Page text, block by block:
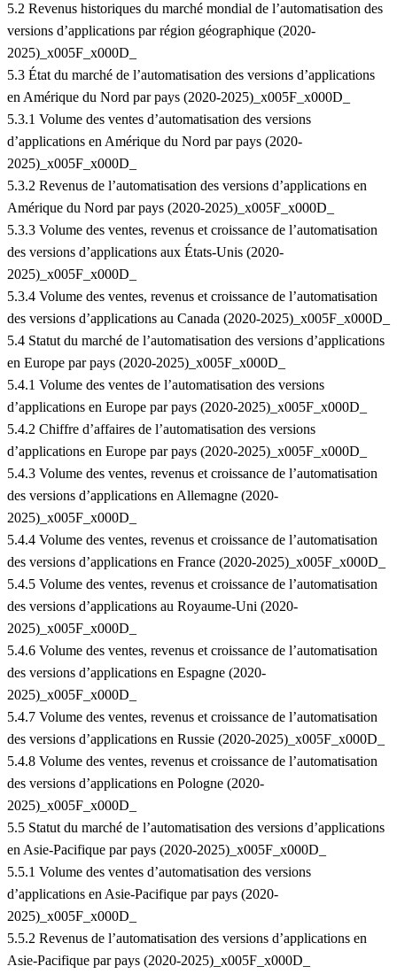
5.2 Revenus historiques du marché mondial de l’automatisation des
versions d’applications par région géographique (2020-
2025)_x005F_x000D_
5.3 État du marché de l’automatisation des versions d’applications
en Amérique du Nord par pays (2020-2025)_x005F_x000D_
5.3.1 Volume des ventes d’automatisation des versions
d’applications en Amérique du Nord par pays (2020-
2025)_x005F_x000D_
5.3.2 Revenus de l’automatisation des versions d’applications en
Amérique du Nord par pays (2020-2025)_x005F_x000D_
5.3.3 Volume des ventes, revenus et croissance de l’automatisation
des versions d’applications aux États-Unis (2020-
2025)_x005F_x000D_
5.3.4 Volume des ventes, revenus et croissance de l’automatisation
des versions d’applications au Canada (2020-2025)_x005F_x000D_
5.4 Statut du marché de l’automatisation des versions d’applications
en Europe par pays (2020-2025)_x005F_x000D_
5.4.1 Volume des ventes de l’automatisation des versions
d’applications en Europe par pays (2020-2025)_x005F_x000D_
5.4.2 Chiffre d’affaires de l’automatisation des versions
d’applications en Europe par pays (2020-2025)_x005F_x000D_
5.4.3 Volume des ventes, revenus et croissance de l’automatisation
des versions d’applications en Allemagne (2020-
2025)_x005F_x000D_
5.4.4 Volume des ventes, revenus et croissance de l’automatisation
des versions d’applications en France (2020-2025)_x005F_x000D_
5.4.5 Volume des ventes, revenus et croissance de l’automatisation
des versions d’applications au Royaume-Uni (2020-
2025)_x005F_x000D_
5.4.6 Volume des ventes, revenus et croissance de l’automatisation
des versions d’applications en Espagne (2020-
2025)_x005F_x000D_
5.4.7 Volume des ventes, revenus et croissance de l’automatisation
des versions d’applications en Russie (2020-2025)_x005F_x000D_
5.4.8 Volume des ventes, revenus et croissance de l’automatisation
des versions d’applications en Pologne (2020-
2025)_x005F_x000D_
5.5 Statut du marché de l’automatisation des versions d’applications
en Asie-Pacifique par pays (2020-2025)_x005F_x000D_
5.5.1 Volume des ventes d’automatisation des versions
d’applications en Asie-Pacifique par pays (2020-
2025)_x005F_x000D_
5.5.2 Revenus de l’automatisation des versions d’applications en
Asie-Pacifique par pays (2020-2025)_x005F_x000D_